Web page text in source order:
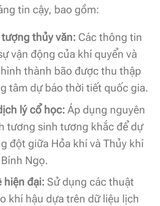
tin cậy, bao gồm:
thủy văn: Các thông tin
vận động của khí quyển và
thành bão được thu thập
tâm dự báo thời tiết quốc gia.
lý cổ học: Áp dụng nguyên
tương sinh tương khắc để dự
đột giữa Hỏa khí và Thủy khí
Ngọ.
hiện đại: Sử dụng các thuật
khí hậu dựa trên dữ liệu lịch